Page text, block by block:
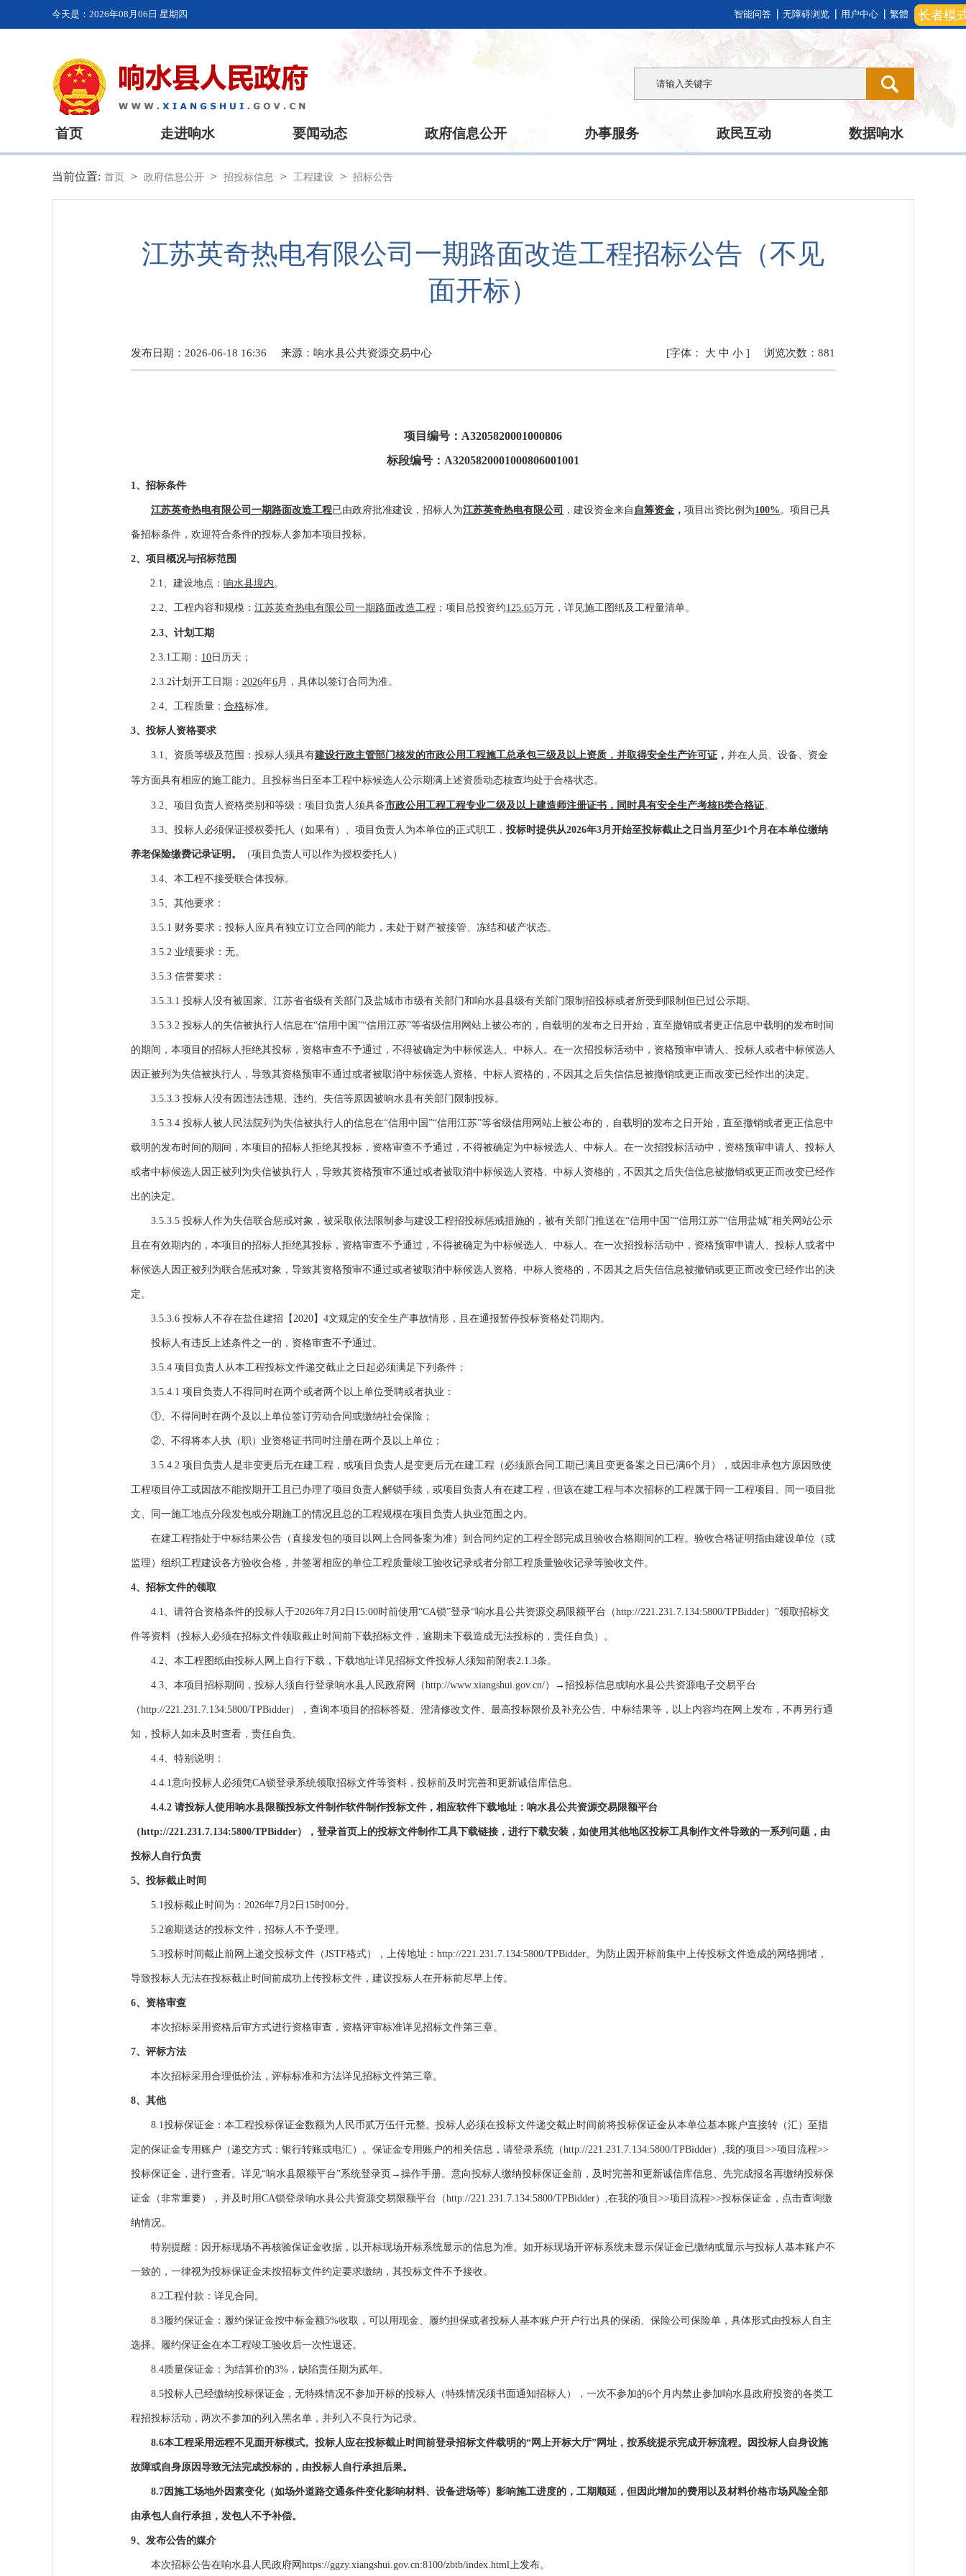
长者模
今天是： 2026年08月06日 星期四 智能问答 无障碍浏览 用户中心 繁體
首页 走进响水 要闻动态 政府信息公开 办事服务 政民互动 数据响水
当前位置: 首页 > 政府信息公开 > 招投标信息 > 工程建设 > 招标公告
江苏英奇热电有限公司一期路面改造工程招标公告（不见
面开标）
发布日期：2026-06-18 16:36 来源： 响水县公共资源交易中心 浏览次数： 881
[字体： 大 中 小 ]
项目编号：A3205820001000806
标段编号：A3205820001000806001001
1、招标条件
江苏英奇热电有限公司一期路面改造工程已由政府批准建设，招标人为江苏英奇热电有限公司 ，建设资金来自 自筹资金 ，项目出资比例为100%。项目已具
备招标条件，欢迎符合条件的投标人参加本项目投标。
2、项目概况与招标范围
2.1、建设地点：响水县境内。
2.2、工程内容和规模： 江苏英奇热电有限公司一期路面改造工程 ；项目总投资约125.65万元，详见施工图纸及工程量清单。
2.3、计划工期
2.3.1工期： 10 日历天；
2.3.2计划开工日期： 2026年6月，具体以签订合同为准。
2.4、工程质量： 合格标准。
3、投标人资格要求
3.1、资质等级及范围：投标人须具有建设行政主管部门核发的市政公用工程施工总承包三级及以上资质，并取得安全生产许可证 ， 并在人员、设备、资金
等方面具有相应的施工能力。且投标当日至本工程中标候选人公示期满上述资质动态核查均处于合格状态。
3.2、项目负责人资格类别和等级：项目负责人须具备市政公用工程工程专业二级及以上建造师注册证书，同时具有安全生产考核B类合格证。
3.3、投标人必须保证授权委托人（如果有）、项目负责人为本单位的正式职工， 投标时提供从2026年3月开始至投标截止之日当月至少1个月 在本单位缴纳
养老保险缴费记录证明。 （项目负责人可以作为授权委托人）
3.4、本工程不接受联合体投标。
3.5、其他要求：
3.5.1 财务要求：投标人应具有独立订立合同的能力，未处于财产被接管、冻结和破产状态。
3.5.2 业绩要求：无。
3.5.3 信誉要求：
3.5.3.1 投标人没有被国家、江苏省省级有关部门及盐城市市级有关部门和响水县县级有关部门限制招投标或者所受到限制但已过公示期。
3.5.3.2 投标人的失信被执行人信息在“信用中国”“信用江苏”等省级信用网站上被公布的，自载明的发布之日开始，直至撤销或者更正信息中载明的发布时间
的期间，本项目的招标人拒绝其投标，资格审查不予通过，不得被确定为中标候选人、中标人。在一次招投标活动中，资格预审申请人、投标人或者中标候选人
因正被列为失信被执行人，导致其资格预审不通过或者被取消中标候选人资格、中标人资格的，不因其之后失信信息被撤销或更正而改变已经作出的决定。
3.5.3.3 投标人没有因违法违规、违约、失信等原因被响水县有关部门限制投标。
3.5.3.4 投标人被人民法院列为失信被执行人的信息在“信用中国”“信用江苏”等省级信用网站上被公布的，自载明的发布之日开始，直至撤销或者更正信息中
载明的发布时间的期间，本项目的招标人拒绝其投标，资格审查不予通过，不得被确定为中标候选人、中标人。在一次招投标活动中，资格预审申请人、投标人
或者中标候选人因正被列为失信被执行人，导致其资格预审不通过或者被取消中标候选人资格、中标人资格的，不因其之后失信信息被撤销或更正而改变已经作
出的决定。
3.5.3.5 投标人作为失信联合惩戒对象，被采取依法限制参与建设工程招投标惩戒措施的，被有关部门推送在“信用中国”“信用江苏”“信用盐城”相关网站公示
且在有效期内的，本项目的招标人拒绝其投标，资格审查不予通过，不得被确定为中标候选人、中标人。在一次招投标活动中，资格预审申请人、投标人或者中
标候选人因正被列为联合惩戒对象，导致其资格预审不通过或者被取消中标候选人资格、中标人资格的，不因其之后失信信息被撤销或更正而改变已经作出的决
定。
3.5.3.6 投标人不存在盐住建招【2020】4文规定的安全生产事故情形，且在通报暂停投标资格处罚期内。
投标人有违反上述条件之一的，资格审查不予通过。
3.5.4 项目负责人从本工程投标文件递交截止之日起必须满足下列条件：
3.5.4.1 项目负责人不得同时在两个或者两个以上单位受聘或者执业：
①、不得同时在两个及以上单位签订劳动合同或缴纳社会保险；
②、不得将本人执（职）业资格证书同时注册在两个及以上单位；
3.5.4.2 项目负责人是非变更后无在建工程，或项目负责人是变更后无在建工程（必须原合同工期已满且变更备案之日已满6个月），或因非承包方原因致使
工程项目停工或因故不能按期开工且已办理了项目负责人解锁手续，或项目负责人有在建工程，但该在建工程与本次招标的工程属于同一工程项目、同一项目批
文、同一施工地点分段发包或分期施工的情况且总的工程规模在项目负责人执业范围之内。
在建工程指处于中标结果公告（直接发包的项目以网上合同备案为准）到合同约定的工程全部完成且验收合格期间的工程。验收合格证明指由建设单位（或
监理）组织工程建设各方验收合格，并签署相应的单位工程质量竣工验收记录或者分部工程质量验收记录等验收文件。
4、招标文件的领取
4.1、请符合资格条件的投标人于2026年7月 2 日15:00时前使用“CA锁”登录“响水县公共资源交易限额平台（http://221.231.7.134:5800/TPBidder） ”领取招标文
件等资料（投标人必须在招标文件领取截止时间前下载招标文件，逾期未下载造成无法投标的，责任自负）。
4.2、本工程图纸由投标人网上自行下载，下载地址详见招标文件投标人须知前附表2.1.3条。
4.3、本项目招标期间，投标人须自行登录响水县人民政府网（http://www.xiangshui.gov.cn/）→招投标信息或响水县公共资源电子交易平台
（http://221.231.7.134:5800/TPBidder），查询本项目的招标答疑、澄清修改文件、最高投标限价及补充公告、中标结果等，以上内容均在网上发布，不再另行通
知，投标人如未及时查看，责任自负。
4.4、特别说明：
4.4.1意向投标人必须凭CA锁登录系统领取招标文件等资料，投标前及时完善和更新诚信库信息。
4.4.2 请投标人使用响水县限额投标文件制作软件制作投标文件，相应软件下载地址：响水县公共资源交易限额平台
（http://221.231.7.134:5800/TPBidder），登录首页上的投标文件制作工具下载链接，进行下载安装，如使用其他地区投标工具制作文件导致的一系列问题，由
投标人自行负责
5、投标截止时间
5.1投标截止时间为： 2026年7月 2 日 15时00分。
5.2逾期送达的投标文件，招标人不予受理。
5.3投标时间截止前网上递交投标文件（JSTF格式），上传地址： http://221.231.7.134:5800/TPBidder。为防止因开标前集中上传投标文件造成的网络拥堵，
导致投标人无法在投标截止时间前成功上传投标文件，建议投标人在开标前尽早上传。
6、资格审查
本次招标采用资格后审方式进行资格审查，资格评审标准详见招标文件第三章。
7、评标方法
本次招标采用合理低价法，评标标准和方法详见招标文件第三章。
8、其他
8.1投标保证金：本工程投标保证金数额为人民币贰万伍仟元整。投标人必须在投标文件递交截止时间前将投标保证金从本单位基本账户直接转（汇）至指
定的保证金专用账户（递交方式：银行转账或电汇）。保证金专用账户的相关信息，请登录系统（http://221.231.7.134:5800/TPBidder）,我的项目>>项目流程>>
投标保证金，进行查看。详见“响水县限额平台”系统登录页→操作手册。意向投标人缴纳投标保证金前，及时完善和更新诚信库信息、先完成报名再缴纳投标保
证金（非常重要），并及时用CA锁登录响水县公共资源交易限额平台（http://221.231.7.134:5800/TPBidder）,在我的项目>>项目流程>>投标保证金，点击查询缴
纳情况。
特别提醒：因开标现场不再核验保证金收据，以开标现场开标系统显示的信息为准。如开标现场开评标系统未显示保证金已缴纳或显示与投标人基本账户不
一致的，一律视为投标保证金未按招标文件约定要求缴纳，其投标文件不予接收。
8.2工程付款：详见合同。
8.3履约保证金：履约保证金按中标金额5%收取，可以用现金、履约担保或者投标人基本账户开户行出具的保函、保险公司保险单，具体形式由投标人自主
选择。履约保证金在本工程竣工验收后一次性退还。
8.4质量保证金：为结算价的3%，缺陷责任期为贰年。
8.5投标人已经缴纳投标保证金，无特殊情况不参加开标的投标人（特殊情况须书面通知招标人），一次不参加的6个月内禁止参加响水县政府投资的各类工
程招投标活动，两次不参加的列入黑名单，并列入不良行为记录。
8.6本工程采用远程不见面开标模式。投标人应在投标截止时间前登录招标文件载明的“网上开标大厅”网址，按系统提示完成开标流程。因投标人自身设施
故障或自身原因导致无法完成投标的，由投标人自行承担后果。
8.7因施工场地外因素变化（如场外道路交通条件变化影响材料、设备进场等）影响施工进度的，工期顺延，但因此增加的费用以及材料价格市场风险全部
由承包人自行承担，发包人不予补偿。
9、发布公告的媒介
本次招标公告在响水县人民政府网https://ggzy.xiangshui.gov.cn:8100/zbtb/index.html上发布。